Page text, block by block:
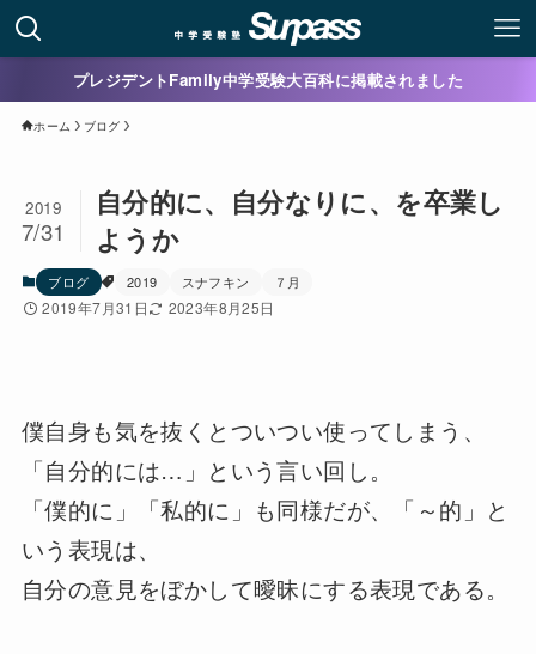
プレジデントFamily中学受験大百科に掲載されました
ホーム ブログ
自分的に、自分なりに、を卒業し
ようか
2019
7/31
ブログ 2019 スナフキン ７月
2019年7月31日 2023年8月25日
僕自身も気を抜くとついつい使ってしまう、
「自分的には…」という言い回し。
「僕的に」「私的に」も同様だが、「～的」と
いう表現は、
自分の意見をぼかして曖昧にする表現である。